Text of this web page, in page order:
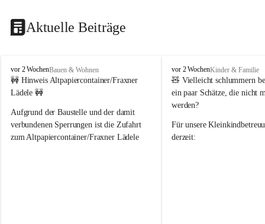
Aktuelle Beiträge
F
r
a
e
r
n
vor 2 WochenBauen & Wohnen
🚧 Hinweis Altpapiercontainer/Fraxner
Lädele 🚧
Aufgrund der Baustelle und der damit
verbundenen Sperrungen ist die Zufahrt
zum Altpapiercontainer/Fraxner Lädele
F
r
a
x
r
n
vor 2 WochenKinder & Familie
🧸 Vielleicht schlummern
ein paar Schätze, die nicht
werden?
Für unsere
derzeit: